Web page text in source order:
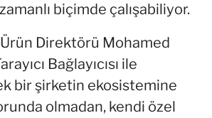
biçimde çalışabiliyor.
Direktörü Mohamed
Bağlayıcısı ile
bir şirketin ekosistemine
olmadan, kendi özel